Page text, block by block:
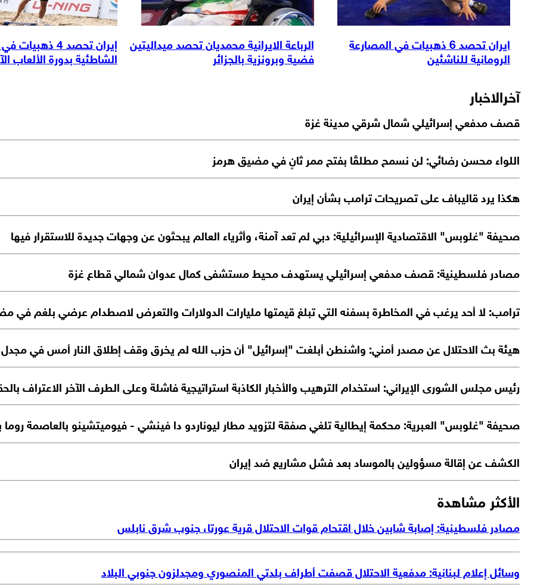
ايران تحصد 6 ذهبيات في المصارعة
الرومانية للناشئين
الرباعة الايرانية محمديان تحصد ميداليتين
فضية وبرونزية بالجزائر
إيران تحصد 4
الشاطئية بدورة الألعاب
آخرالاخبار
قصف مدفعي إسرائيلي شمال شرقي مدينة غزة
اللواء محسن رضائي: لن نسمح مطلقًا بفتح ممر ثانٍ في مضيق هرمز
هكذا يرد قاليباف على تصريحات ترامب بشأن إيران
صحيفة "غلوبس" الاقتصادية الإسرائيلية: دبي لم تعد آمنة، وأثرياء العالم يبحثون عن وجهات جديدة للاستقرار فيها
مصادر فلسطينية: قصف مدفعي إسرائيلي يستهدف محيط مستشفى كمال عدوان شمالي قطاع غزة
ترامب: لا أحد يرغب في المخاطرة بسفنه التي تبلغ قيمتها مليارات الدولارات والتعرض لاصطدام عرضي بلغم في
هيئة بث الاحتلال عن مصدر أمني: واشنطن أبلغت "إسرائيل" أن حزب الله لم يخرق وقف إطلاق النار أمس في
رئيس مجلس الشورى الإيراني: استخدام الترهيب والأخبار الكاذبة استراتيجية فاشلة وعلى الطرف الآخر الاعتراف
صحيفة "غلوبس" العبرية: محكمة إيطالية تلغي صفقة لتزويد مطار ليوناردو دا فينشي - فيوميتشينو بالعاصمة روما
الكشف عن إقالة مسؤولين بالموساد بعد فشل مشاريع ضد إيران
الأكثر مشاهدة
مصادر فلسطينية: إصابة شابين خلال اقتحام قوات الاحتلال قرية عورتا، جنوب شرق نابلس
وسائل إعلام لبنانية: مدفعية الاحتلال قصفت أطراف بلدتي المنصوري ومجدلزون جنوبي البلاد